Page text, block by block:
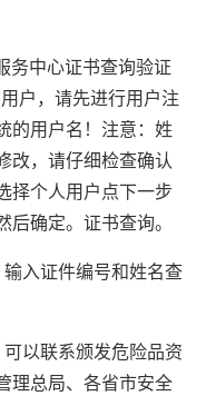
务中心证书查询验证
户，请先进行用户注
的用户名！注意：姓
改，请仔细检查确认
择个人用户点下一步
确定。证书查询。
入证件编号和姓名查
以联系颁发危险品资
理总局、各省市安全